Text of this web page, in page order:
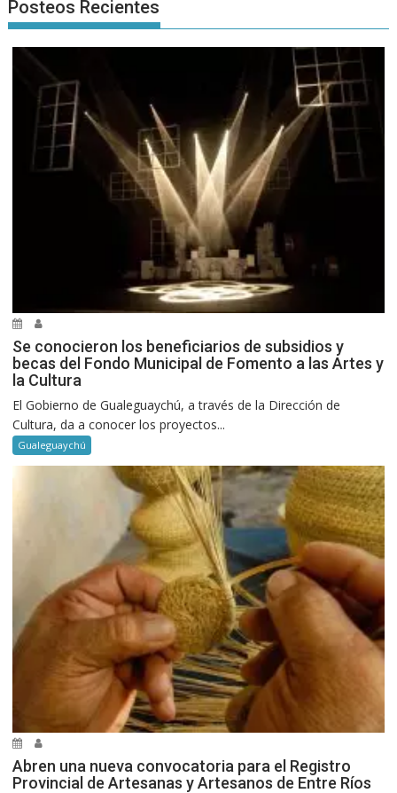
Posteos Recientes
Se conocieron los beneficiarios de subsidios y
becas del Fondo Municipal de Fomento a las Artes y
la Cultura
El Gobierno de Gualeguaychú, a través de la Dirección de
Cultura, da a conocer los proyectos...
Gualeguaychú
Abren una nueva convocatoria para el Registro
Provincial de Artesanas y Artesanos de Entre Ríos